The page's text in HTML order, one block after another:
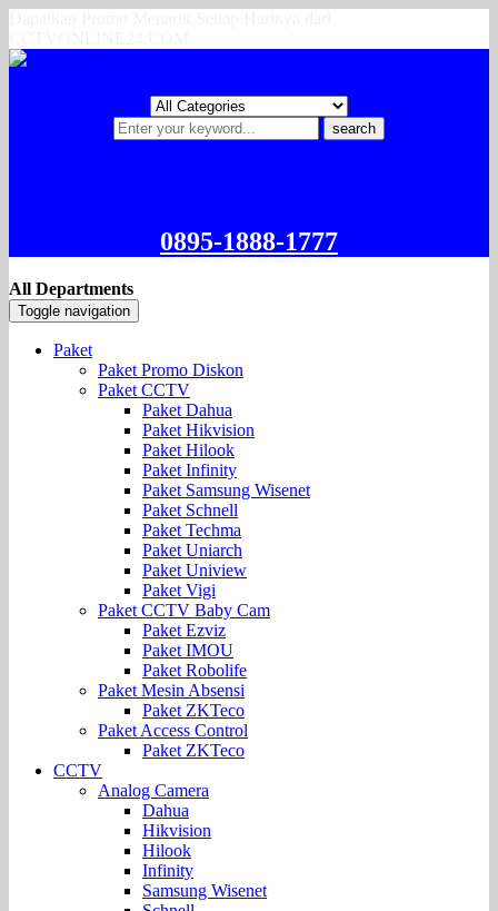
search
0895-1888-1777
All Departments
Toggle navigation
Paket
Paket Promo Diskon
Paket CCTV
Paket Dahua
Paket Hikvision
Paket Hilook
Paket Infinity
Paket Samsung Wisenet
Paket Schnell
Paket Techma
Paket Uniarch
Paket Uniview
Paket Vigi
Paket CCTV Baby Cam
Paket Ezviz
Paket IMOU
Paket Robolife
Paket Mesin Absensi
Paket ZKTeco
Paket Access Control
Paket ZKTeco
CCTV
Analog Camera
Dahua
Hikvision
Hilook
Infinity
Samsung Wisenet